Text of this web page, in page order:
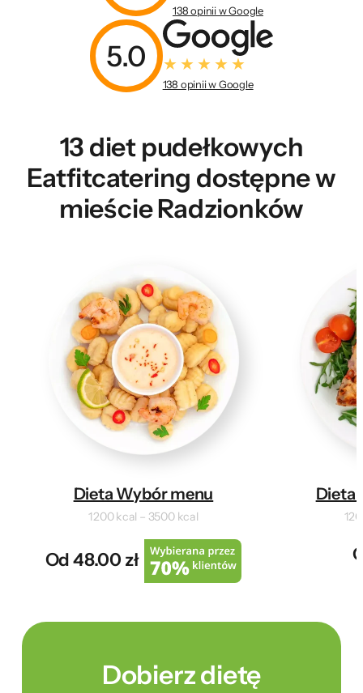
138 opinii w Google
5.0
138 opinii w Google
13 diet pudełkowych
Eatfitcatering dostępne w
mieście Radzionków
Dieta Wybór menu
1200 kcal – 3500 kcal
Od 48.00 zł
Dieta
Dobierz dietę